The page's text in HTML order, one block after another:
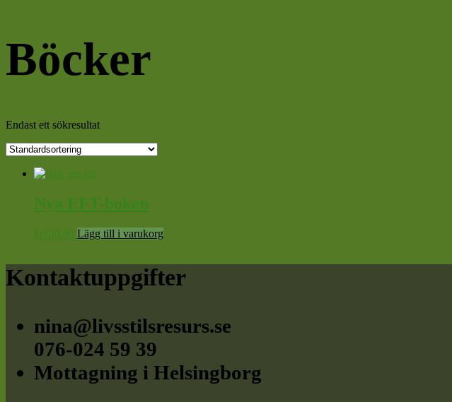
Böcker
Endast ett sökresultat
Nya EFT-boken
kr 100.00 Lägg till i varukorg
Footer
Kontaktuppgifter
nina@livsstilsresurs.se
076-024 59 39
Mottagning i Helsingborg